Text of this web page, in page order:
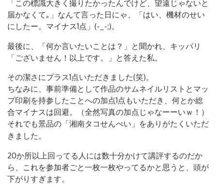
「この標識大きく撮りたかったんでけど、望遠じゃないと
届かなくて｡」なんて言った日にゃ、「はい、機材のせい
にしたー。マイナス1点」 (-_-;)。
最後に、「何か言いたいことは？」と聞かれ、キッパリ
「ございません！以上です。」と答えた私。
その潔さにプラス1点いただきました(笑)。
ちなみに、事前準備として作品のサムネイルリストとマッ
プ印刷を持参したことへの加点1点もいただき、何とか総
合マイナスは回避。（全然写真の加点じゃなーーいｗ！）
それでも景品の「湘南タコせんべい」をありがたくいただ
きました。
20か所以上回ってる人には数十分かけて講評するのだか
ら、これを参加者ごと一枚一枚やってるかと思うと、頭が
下がりすぎます。